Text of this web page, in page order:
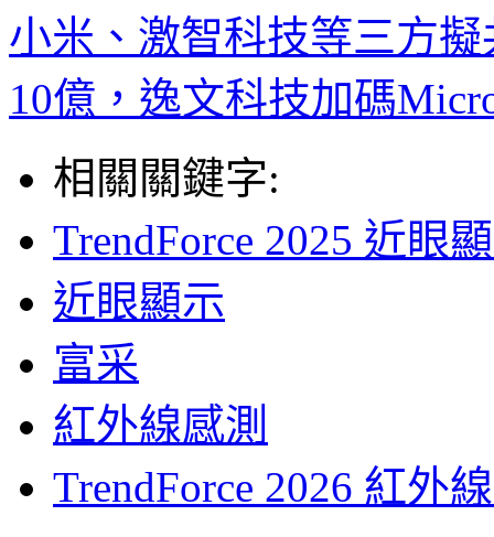
小米、激智科技等三方
10億，逸文科技加碼
相關關鍵字:
TrendForce 2025 近眼
近眼顯示
富采
紅外線感測
TrendForce 2026 紅外